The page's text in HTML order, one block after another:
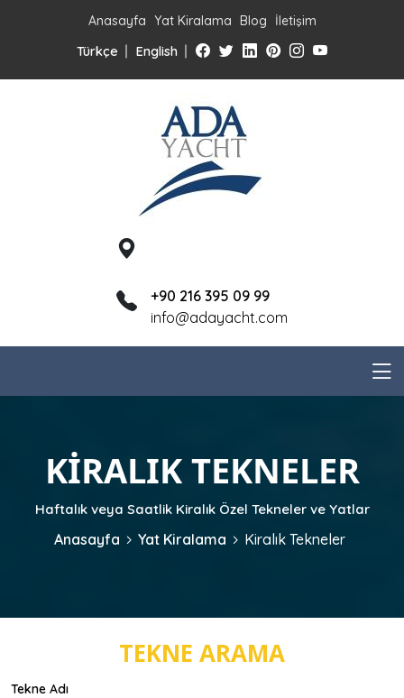
Anasayfa Yat Kiralama Blog İletişim
Türkçe English
+90 216 395 09 99
info@adayacht.com
KIRALIK TEKNELER
Haftalık veya Saatlik Kiralık Özel Tekneler ve Yatlar
Anasayfa Yat Kiralama Kiralık Tekneler
TEKNE ARAMA
Tekne Adı